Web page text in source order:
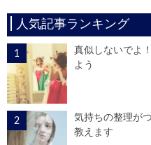
人気記事ランキング
真似しないでよ
よう
気持ちの整理が
教えます